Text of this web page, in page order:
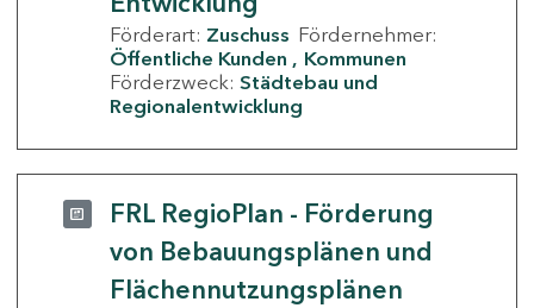
Förderart: Zuschuss Fördernehmer:
Öffentliche Kunden
Kommunen
Förderzweck: Städtebau und
Regionalentwicklung
FRL RegioPlan - Förderung
von Bebauungsplänen und
Flächennutzungsplänen